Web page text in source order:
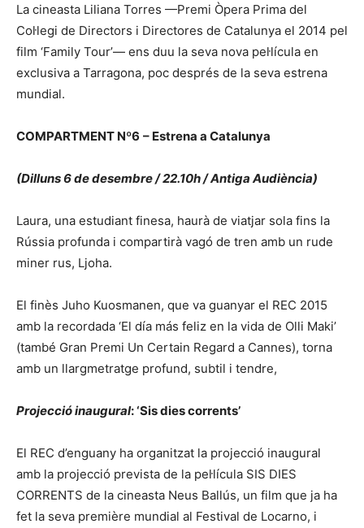
La cineasta Liliana Torres —Premi Òpera Prima del
Col·legi de Directors i Directores de Catalunya el 2014 pel
film ‘Family Tour’— ens duu la seva nova pel·lícula en
exclusiva a Tarragona, poc després de la seva estrena
mundial.
COMPARTMENT Nº6 – Estrena a Catalunya
(Dilluns 6 de desembre / 22.10h / Antiga Audiència)
Laura, una estudiant finesa, haurà de viatjar sola fins la
Rússia profunda i compartirà vagó de tren amb un rude
miner rus, Ljoha.
El finès Juho Kuosmanen, que va guanyar el REC 2015
amb la recordada ‘El día más feliz en la vida de Olli Maki’
(també Gran Premi Un Certain Regard a Cannes), torna
amb un llargmetratge profund, subtil i tendre,
Projecció inaugural: ‘Sis dies corrents’
El REC d’enguany ha organitzat la projecció inaugural
amb la projecció prevista de la pel·lícula SIS DIES
CORRENTS de la cineasta Neus Ballús, un film que ja ha
fet la seva première mundial al Festival de Locarno, i